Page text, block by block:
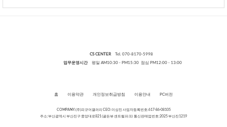
CS CENTER Tel. 070-8170-5998
업무운영시간평일 AM10:30 - PM15:30 점심 PM12:00 - 13:00
홈 이용약관 개인정보취급방침 이용안내 PC버전
COMPANY:(주)피규어갤러리 CEO:이상진 사업자등록번호:617-86-08105
주소:부산광역시 부산진구 중앙대로821 (골든뷰 센트럴파크) 통신판매업번호:2025 부산진1219